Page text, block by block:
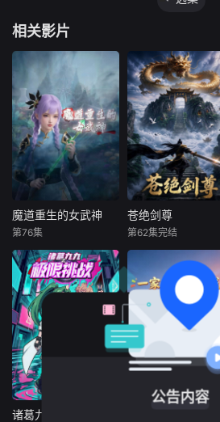
相关影片
魔道重生的女武神
她立誓，仇一定要
报！失去的东西，
一定要夺回来！
魔道重生的女武神
第76集
苍绝剑尊
苍绝遵从师尊孤云
子遗命，自废丹田
在落日谷外守墓三
年，受尽冷眼。三
年期满之际，其青
梅竹马的恋人白莲
儿暴露贪婪本性，
天赐，残忍挖走了
苍绝剑尊
第62集完结
诸葛九九之极限挑战
公告内容